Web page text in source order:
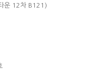
운 12차 B121)